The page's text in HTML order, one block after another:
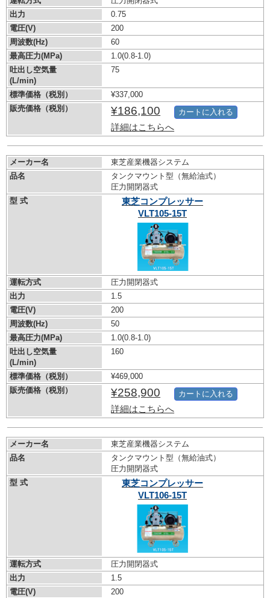
出力
0.75
電圧(V)
200
周波数(Hz)
60
最高圧力(MPa)
1.0(0.8-1.0)
吐出し空気量
(L/min)
75
標準価格（税別）
¥337,000
販売価格（税別）
¥186,100
詳細はこちらへ
カートに入れる
メーカー名
東芝産業機器システム
品名
タンクマウント型（無給油式）
圧力開閉器式
型 式
東芝コンプレッサー
VLT105-15T
運転方式
圧力開閉器式
出力
1.5
電圧(V)
200
周波数(Hz)
50
最高圧力(MPa)
1.0(0.8-1.0)
吐出し空気量
(L/min)
160
標準価格（税別）
¥469,000
販売価格（税別）
¥258,900
詳細はこちらへ
カートに入れる
メーカー名
東芝産業機器システム
品名
タンクマウント型（無給油式）
圧力開閉器式
型 式
東芝コンプレッサー
VLT106-15T
運転方式
圧力開閉器式
出力
1.5
電圧(V)
200